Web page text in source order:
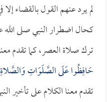
لم يرد عنهم القول بالقضاء
كحال اضطرار النبي صلى
ترك صلاة العصر، كما تقدم
حَافِظُوا عَلَى الصَّلَوَاتِ
تقدم معنا الكلام على تأخير